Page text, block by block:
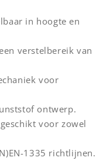
in hoogte en
verstelbereik van
voor
ontwerp.
voor zowel
1335 richtlijnen.